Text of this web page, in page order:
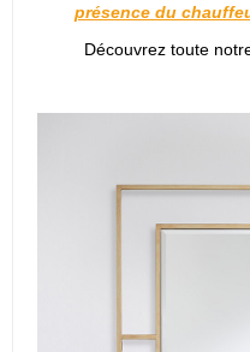
présence du
Découvrez toute